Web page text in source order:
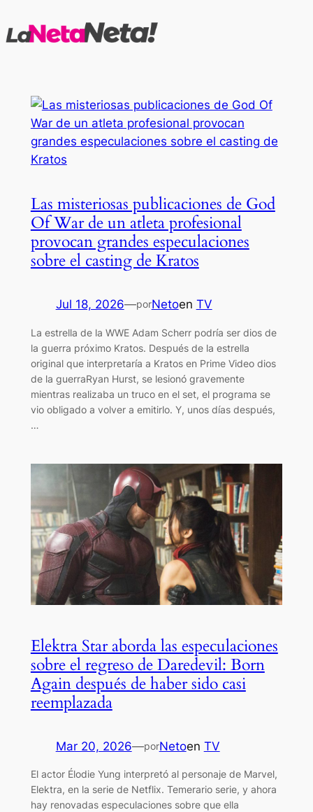
al
Las misteriosas publicaciones de God
Of War de un atleta profesional
provocan grandes especulaciones
sobre el casting de Kratos
Jul 18, 2026—porNetoen TV
La estrella de la WWE Adam Scherr podría ser dios de
la guerra próximo Kratos. Después de la estrella
original que interpretaría a Kratos en Prime Video dios
de la guerraRyan Hurst, se lesionó gravemente
mientras realizaba un truco en el set, el programa se
vio obligado a volver a emitirlo. Y, unos días después,
…
Elektra Star aborda las especulaciones
sobre el regreso de Daredevil: Born
Again después de haber sido casi
reemplazada
Mar 20, 2026—porNetoen TV
El actor Élodie Yung interpretó al personaje de Marvel,
Elektra, en la serie de Netflix. Temerario serie, y ahora
hay renovadas especulaciones sobre que ella